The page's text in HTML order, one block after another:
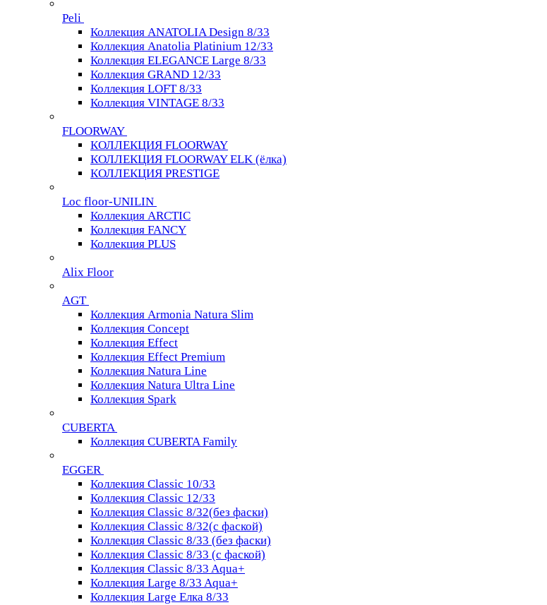
Peli
Коллекция ANATOLIA Design 8/33
Коллекция Anatolia Platinium 12/33
Коллекция ELEGANCE Large 8/33
Коллекция GRAND 12/33
Коллекция LOFT 8/33
Коллекция VINTAGE 8/33
FLOORWAY
КОЛЛЕКЦИЯ FLOORWAY
КОЛЛЕКЦИЯ FLOORWAY ELK (ёлка)
КОЛЛЕКЦИЯ PRESTIGE
Loс floor-UNILIN
Коллекция ARCTIС
Коллекция FANCY
Коллекция PLUS
Alix Floor
AGT
Коллекция Armonia Natura Slim
Коллекция Concept
Коллекция Effect
Коллекция Effect Premium
Коллекция Natura Line
Коллекция Natura Ultra Line
Коллекция Spark
CUBERTA
Коллекция CUBERTA Family
EGGER
Коллекция Classic 10/33
Коллекция Classic 12/33
Коллекция Classic 8/32(без фаски)
Коллекция Classic 8/32(с фаской)
Коллекция Classic 8/33 (без фаски)
Коллекция Classic 8/33 (с фаской)
Коллекция Classic 8/33 Aqua+
Коллекция Large 8/33 Aqua+
Коллекция Large Елка 8/33